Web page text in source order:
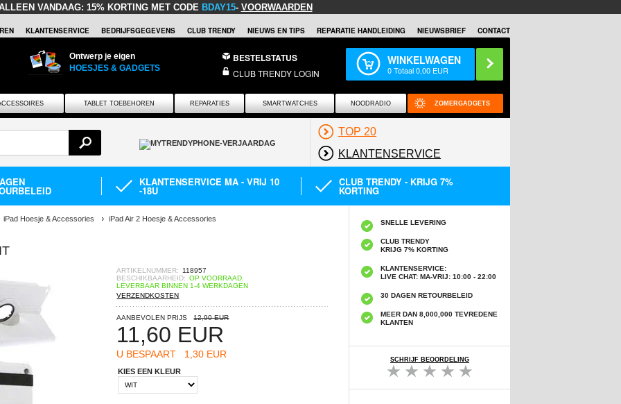
VANDAAG: 15% KORTING MET CODE BDAY15- VOORWAARDEN
KLANTENSERVICE BEDRIJFSGEGEVENS CLUB TRENDY NIEUWS EN TIPS REPARATIE HANDLEIDING NIEUWSBRIEF CONTACT
Ontwerp je eigen
HOESJES & GADGETS
BESTELSTATUS
CLUB TRENDY LOGIN
WINKELWAGEN
0Totaal0,00 EUR
TABLET TOEBEHOREN REPARATIES SMARTWATCHES NOODRADIO ZOMERGADGETS
TOP 20
KLANTENSERVICE
KLANTENSERVICE MA - VRIJ 10
-18U
CLUB TRENDY - KRIJG 7%
KORTING
iPad Hoesje & Accessories iPad Air 2 Hoesje & Accessories
ARTIKELNUMMER:
118957
BESCHIKBAARHEID: OP VOORRAAD.
LEVERBAAR BINNEN 1-4 WERKDAGEN
VERZENDKOSTEN
AANBEVOLEN PRIJS 12,90 EUR
11,60 EUR
U BESPAART 1,30 EUR
KIES EEN KLEUR
SNELLE LEVERING
CLUB TRENDY
KRIJG 7% KORTING
KLANTENSERVICE:
LIVE CHAT: MA-VRIJ: 10:00 - 22:00
30 DAGEN RETOURBELEID
MEER DAN 8,000,000 TEVREDENE
KLANTEN
SCHRIJF BEOORDELING